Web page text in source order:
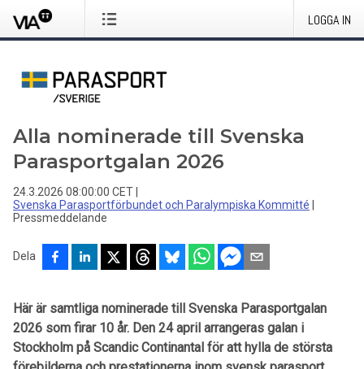
LOGGA IN
Alla nominerade till Svenska
Parasportgalan 2026
24.3.2026 08:00:00 CET
Svenska Parasportförbundet och Paralympiska Kommitté
Pressmeddelande
Dela
Här är samtliga nominerade till Svenska Parasportgalan
2026 som firar 10 år. Den 24 april arrangeras galan i
Stockholm på Scandic Continantal för att hylla de största